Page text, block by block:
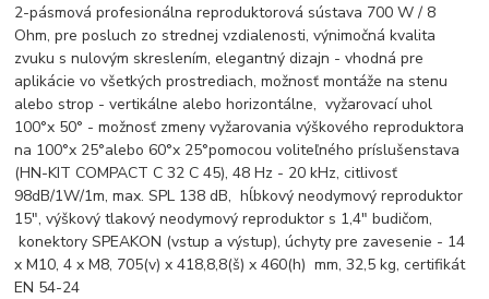
2-pásmová profesionálna reproduktorová sústava 700 W / 8
Ohm, pre posluch zo strednej vzdialenosti, výnimočná kvalita
zvuku s nulovým skreslením, elegantný dizajn - vhodná pre
aplikácie vo všetkých prostrediach, možnosť montáže na stenu
alebo strop - vertikálne alebo horizontálne, vyžarovací uhol
100°x 50° - možnosť zmeny vyžarovania výškového reproduktora
na 100°x 25°alebo 60°x 25°pomocou voliteľného príslušenstava
(HN-KIT COMPACT C 32 C 45), 48 Hz - 20 kHz, citlivosť
98dB/1W/1m, max. SPL 138 dB, hĺbkový neodymový reproduktor
15", výškový tlakový neodymový reproduktor s 1,4" budičom,
konektory SPEAKON (vstup a výstup), úchyty pre zavesenie - 14
x M10, 4 x M8, 705(v) x 418,8,8(š) x 460(h) mm, 32,5 kg, certifikát
EN 54-24